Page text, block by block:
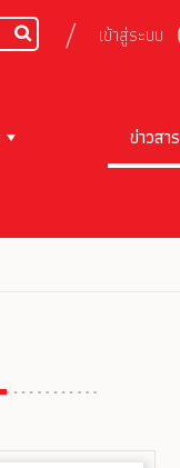
เข้าสู่ระบบ
ข่าวสาร